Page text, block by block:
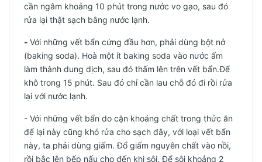
cần ngâm khoảng 10 phút trong nước vo gạo, sau đó
rửa lại thật sạch bằng nước lạnh.
- Với những vết bẩn cứng đầu hơn, phải dùng bột nở
(baking soda). Hoà một ít baking soda vào nước ấm
làm thành dung dịch, sau đó thấm lên trên vết bẩn.Để
khô trong 15 phút. Sau đó chỉ cần lau chỗ đó đi rồi rửa
lại với nước lạnh.
- Với những vết bẩn do cặn khoáng chất trong thức ăn
để lại này cũng khó rửa cho sạch đây, với loại vết bẩn
này, ta phải dùng giấm. Đổ giấm nguyên chất vào nồi,
rồi bắc lên bếp nấu cho đến khi sôi. Để sôi khoảng 2